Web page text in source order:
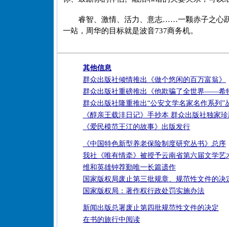
睿智、激情、活力、意志……一颗赤子之心
一站，周华的目标就是波音737商务机。
其他信息
群众出版社倾情推出《做个悠闲的百万富翁》
群众出版社重磅推出《他欺骗了全世界——希
群众出版社隆重推出“公安文学名家名作系列”
《醇亲王载沣日记》手抄本 群众出版社独家
《爱民模范王江的故事》出版发行
《中国特色新型养老保险制度研究丛书》总序
我社《唯有情牵》被授予云南省第六届文学艺
维和英雄钟荐勤唯一长篇遗作
国家版权局废止第三批规章、规范性文件的决
国家版权局：著作权行政处罚实施办法
新闻出版总署废止第四批规范性文件的决定
在书的旅行中阅读